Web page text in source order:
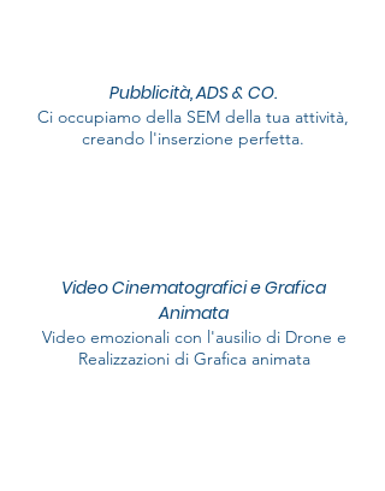
Pubblicità, ADS & CO.
Ci occupiamo della SEM della tua attività,
creando l'inserzione perfetta.
Video Cinematografici e Grafica
Animata
Video emozionali con l'ausilio di Drone e
Realizzazioni di Grafica animata